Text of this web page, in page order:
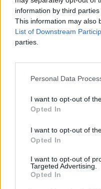
information by third
This information may also
List of Downstream
parties.
Personal Data
I want to opt-out of
Opted In
I want to opt-out of
Opted In
I want to opt-out of
Targeted Advertising.
Opted In
Świat